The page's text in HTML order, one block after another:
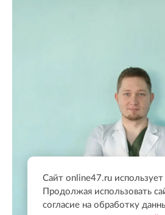
Сайт online47.ru
Продолжая использовать
согласие на обработку